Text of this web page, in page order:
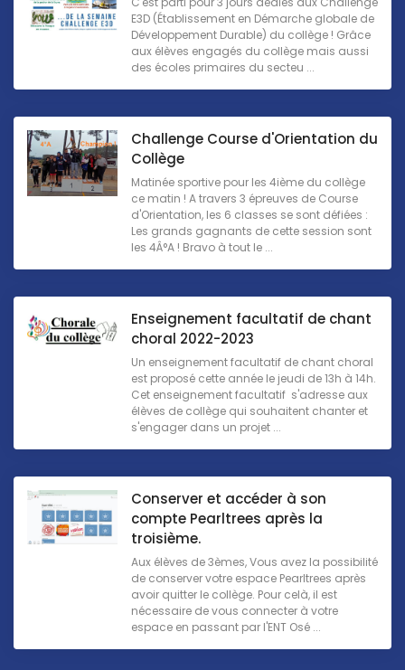
E3D (Établissement en Démarche globale de
Développement Durable) du collège ! Grâce
aux élèves engagés du collège mais aussi
des écoles primaires du secteu ...
Challenge Course d'Orientation du
Collège
Matinée sportive pour les 4ième du collège
ce matin ! A travers 3 épreuves de Course
d'Orientation, les 6 classes se sont défiées :
Les grands gagnants de cette session sont
les 4Â°A ! Bravo à tout le ...
Enseignement facultatif de chant
choral 2022-2023
Un enseignement facultatif de chant choral
est proposé cette année le jeudi de 13h à 14h.
Cet enseignement facultatif s'adresse aux
élèves de collège qui souhaitent chanter et
s'engager dans un projet ...
Conserver et accéder à son
compte Pearltrees après la
troisième.
Aux élèves de 3èmes, Vous avez la possibilité
de conserver votre espace Pearltrees après
avoir quitter le collège. Pour celà, il est
nécessaire de vous connecter à votre
espace en passant par l'ENT Osé ...